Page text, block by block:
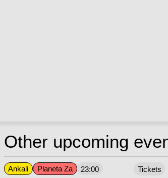
Other upcoming
Ankali Planeta Za 23:00 Tickets